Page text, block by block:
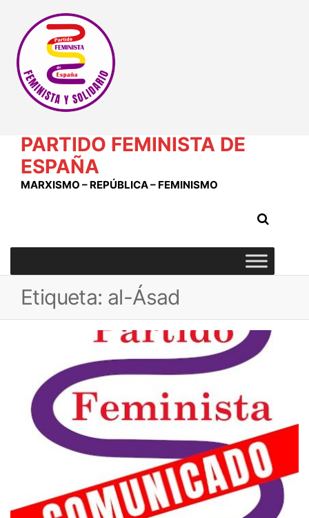
contenido
PARTIDO FEMINISTA DE
ESPAÑA
MARXISMO – REPÚBLICA – FEMINISMO
Etiqueta: al-Ásad